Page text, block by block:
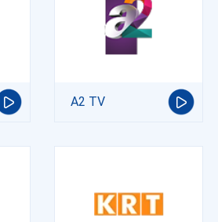
A2 TV